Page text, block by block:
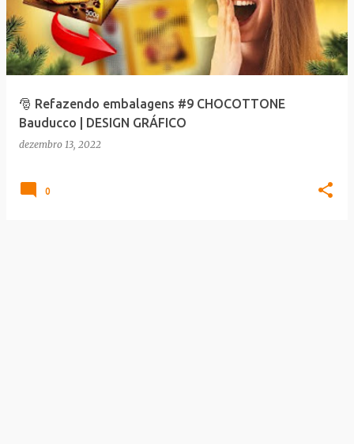
🎅 Refazendo embalagens #9 CHOCOTTONE
Bauducco | DESIGN GRÁFICO
dezembro 13, 2022
0